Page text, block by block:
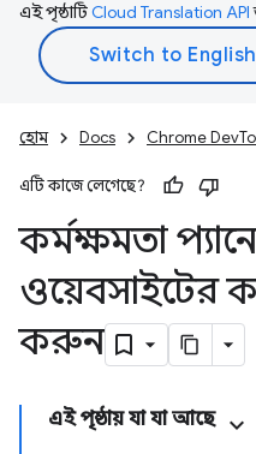
এই পৃষ্ঠাটিCloud Translation API
হোম Docs Chrome
এটি কাজে লেগেছে?
কর্মক্ষমতা
ওয়েবসাইটের
করুন
এই পৃষ্ঠায় যা যা আছে